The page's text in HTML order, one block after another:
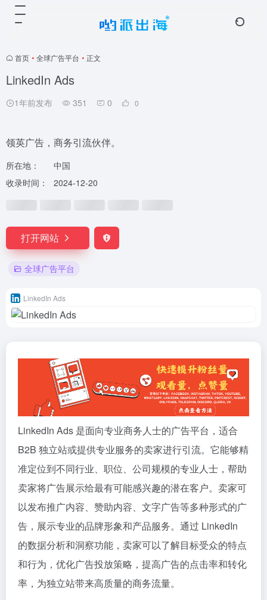
首页 • 全球广告平台 • 正文
LinkedIn Ads
1年前发布 351 0 0
领英广告，商务引流伙伴。
所在地：
中国
收录时间：
2024-12-20
打开网站
全球广告平台
LinkedIn Ads
LinkedIn Ads 是面向专业商务人士的广告平台，适合
B2B 独立站或提供专业服务的卖家进行引流。它能够精
准定位到不同行业、职位、公司规模的专业人士，帮助
卖家将广告展示给最有可能感兴趣的潜在客户。卖家可
以发布推广内容、赞助内容、文字广告等多种形式的广
告，展示专业的品牌形象和产品服务。通过 LinkedIn
的数据分析和洞察功能，卖家可以了解目标受众的特点
和行为，优化广告投放策略，提高广告的点击率和转化
率，为独立站带来高质量的商务流量。